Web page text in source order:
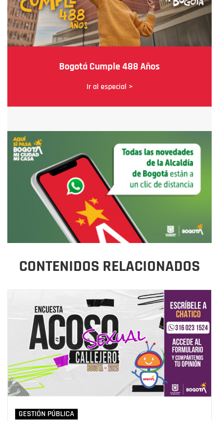
Bogotá Cumple 488 Años
Ir al especial >
CONTENIDOS RELACIONADOS
GESTIÓN PÚBLICA